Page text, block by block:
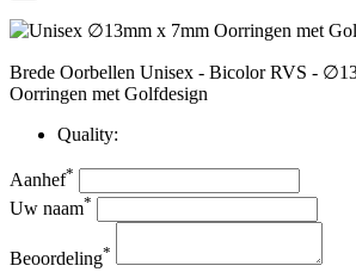
Brede Oorbellen Unisex - Bicolor RVS -
Oorringen met Golfdesign
Quality:
Aanhef*
Uw naam*
Beoordeling*